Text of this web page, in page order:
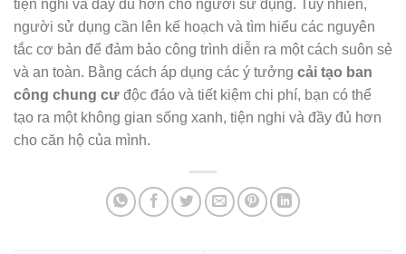
tiện nghi và đầy đủ hơn cho người sử dụng. Tuy nhiên,
người sử dụng cần lên kế hoạch và tìm hiểu các nguyên
tắc cơ bản để đảm bảo công trình diễn ra một cách suôn sẻ
và an toàn. Bằng cách áp dụng các ý tưởng cải tạo ban
công chung cư độc đáo và tiết kiệm chi phí, bạn có thể
tạo ra một không gian sống xanh, tiện nghi và đầy đủ hơn
cho căn hộ của mình.